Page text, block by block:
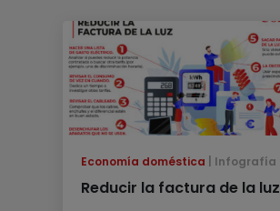
Economía doméstica Infografía
Reducir la factura de la luz